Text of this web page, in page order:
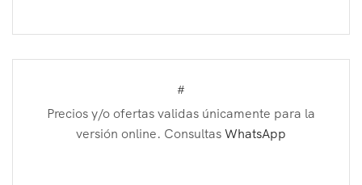
#
Precios y/o ofertas validas únicamente para la
versión online. Consultas WhatsApp